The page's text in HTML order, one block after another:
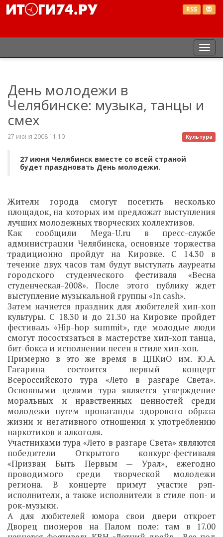
RSS
День молодежи в
Челябинске: музыка, танцы и
смех
Культура
27 июня 2008 11:10
27 июня Челябинск вместе со всей страной
будет праздновать День молодежи.
Жители города смогут посетить несколько
площадок, на которых им предложат выступления
лучших молодежных творческих коллективов.
Как сообщили Mega-U.ru в пресс-службе
администрации Челябинска, основные торжества
традиционно пройдут на Кировке. С 14.30 в
течение двух часов там будут выступать лауреаты
городского студенческого фестиваля «Весна
студенческая-2008». После этого публику ждет
выступление музыкальной группы «In cash».
Затем начнется праздник для любителей хип-хоп
культуры. С 18.30 и до 21.30 на Кировке пройдет
фестиваль «Hip-hop summit», где молодые люди
смогут посостязаться в мастерстве хип-хоп танца,
бит-бокса и исполнении песен в стиле хип-хоп.
Примерно в это же время в ЦПКиО им. Ю.А.
Гагарина состоится первый концерт
Всероссийского тура «Лето в разгаре Света».
Основными целями тура является утверждение
моральных и нравственных ценностей среди
молодежи путем пропаганды здорового образа
жизни и негативного отношения к употреблению
наркотиков и алкоголя.
Участниками тура «Лето в разгаре Света» являются
победители Открытого конкурс-фестиваля
«Призван Быть Первым — Урал», ежегодно
проводимого среди творческой молодежи
региона. В концерте примут участие рэп-
исполнители, а также исполнители в стиле поп- и
рок-музыки.
А для любителей юмора свои двери откроет
Дворец пионеров на Палом поле: там в 17.00